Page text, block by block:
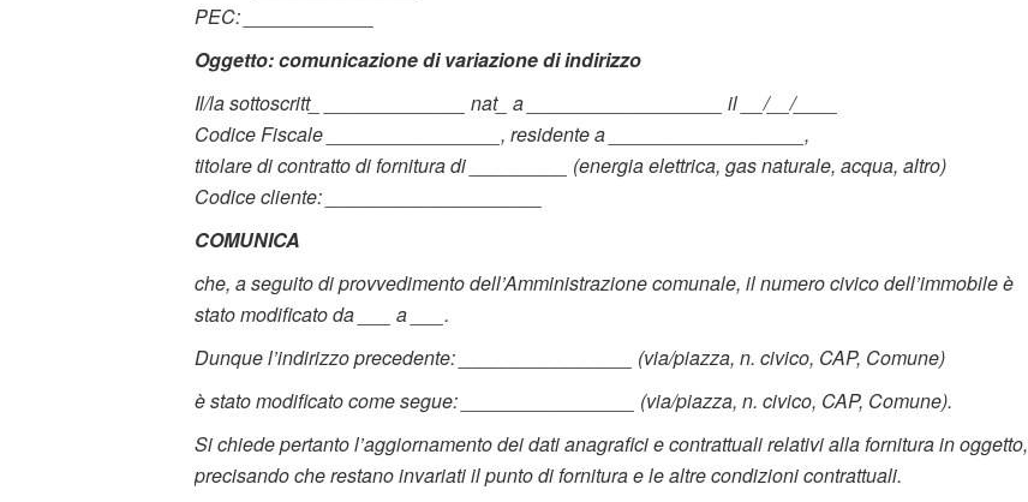
PEC: ____________
Oggetto: comunicazione di variazione di indirizzo
Il/la sottoscritt_ _____________ nat_ a __________________ il __/__/____
Codice Fiscale ________________, residente a __________________,
titolare di contratto di fornitura di _________ (energia elettrica, gas naturale, acqua, altro)
Codice cliente: ____________________
COMUNICA
che, a seguito di provvedimento dell’Amministrazione comunale, il numero civico dell’immobile è
stato modificato da ___ a ___.
Dunque l’indirizzo precedente: ________________ (via/piazza, n. civico, CAP, Comune)
è stato modificato come segue: ________________ (via/piazza, n. civico, CAP, Comune).
Si chiede pertanto l’aggiornamento dei dati anagrafici e contrattuali relativi alla fornitura in oggetto,
precisando che restano invariati il punto di fornitura e le altre condizioni contrattuali.